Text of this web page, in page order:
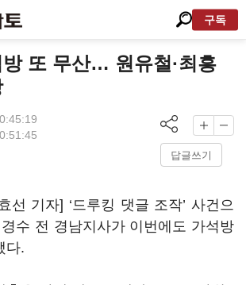
구독
또 무산… 원유철·최흥
답글쓰기
선 기자] ‘드루킹 댓글 조작’ 사건으
수 전 경남지사가 이번에도 가석방
다.